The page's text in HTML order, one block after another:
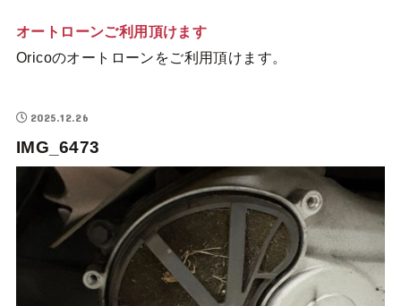
オートローンご利用頂けます
Oricoのオートローンをご利用頂けます。
2025.12.26
IMG_6473